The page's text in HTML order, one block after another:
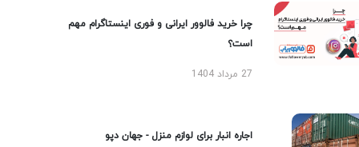
چرا خرید فالوور ایرانی و فوری اینستاگرام مهم
است؟
27 مرداد 1404
اجاره انبار برای لوازم منزل - جهان دپو